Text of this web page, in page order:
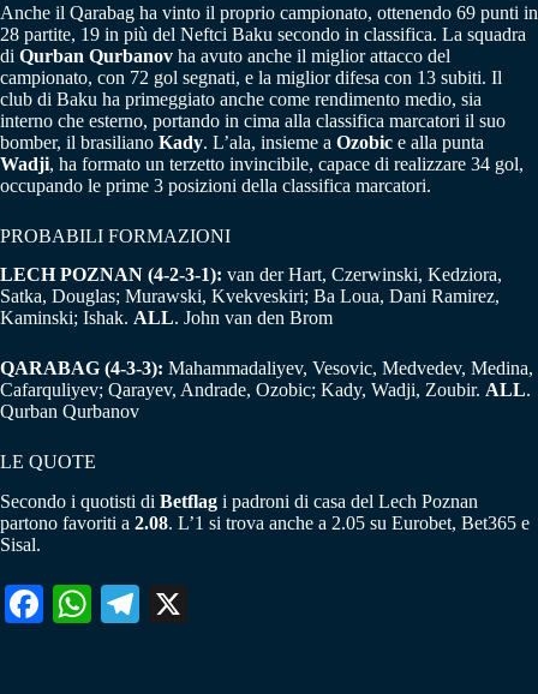
Anche il Qarabag ha vinto il proprio campionato, ottenendo 69 punti in
28 partite, 19 in più del Neftci Baku secondo in classifica. La squadra
di Qurban Qurbanov ha avuto anche il miglior attacco del
campionato, con 72 gol segnati, e la miglior difesa con 13 subiti. Il
club di Baku ha primeggiato anche come rendimento medio, sia
interno che esterno, portando in cima alla classifica marcatori il suo
bomber, il brasiliano Kady. L’ala, insieme a Ozobic e alla punta
Wadji, ha formato un terzetto invincibile, capace di realizzare 34 gol,
occupando le prime 3 posizioni della classifica marcatori.
PROBABILI FORMAZIONI
LECH POZNAN (4-2-3-1): van der Hart, Czerwinski, Kedziora,
Satka, Douglas; Murawski, Kvekveskiri; Ba Loua, Dani Ramirez,
Kaminski; Ishak. ALL. John van den Brom
QARABAG (4-3-3): Mahammadaliyev, Vesovic, Medvedev, Medina,
Cafarquliyev; Qarayev, Andrade, Ozobic; Kady, Wadji, Zoubir. ALL.
Qurban Qurbanov
LE QUOTE
Secondo i quotisti di Betflag i padroni di casa del Lech Poznan
partono favoriti a 2.08. L’1 si trova anche a 2.05 su Eurobet, Bet365 e
Sisal.
Fa W
Te